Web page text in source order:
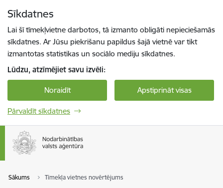
Sīkdatnes
Lai šī tīmekļvietne darbotos, tā izmanto obligāti nepieciešamās
sīkdatnes. Ar Jūsu piekrišanu papildus šajā vietnē var tikt
izmantotas statistikas un sociālo mediju sīkdatnes.
Lūdzu, atzīmējiet savu izvēli:
Noraidīt Apstiprināt visas
Pārvaldīt sīkdatnes
Sākums Tīmekļa vietnes novērtējums